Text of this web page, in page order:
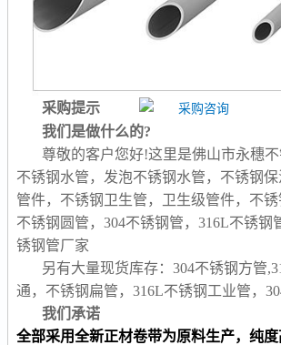
采购提示
我们是做什么的?
尊敬的客户您好!这里是佛山市永穗
不锈钢水管，发泡不锈钢水管，不锈钢
管件，不锈钢卫生管，卫生级管件，不
不锈钢圆管，304不锈钢管，316L不锈
锈钢管厂家
另有大量现货库存：304不锈钢方管
通，不锈钢扁管，316L不锈钢工业管，
我们承诺
全部采用全新正材卷带为原料生产，纯